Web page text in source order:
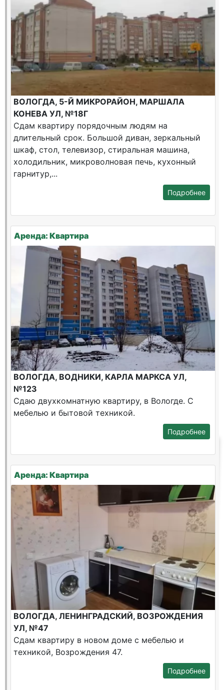
ВОЛОГДА, 5-Й МИКРОРАЙОН, МАРШАЛА
КОНЕВА УЛ, №18Г
Сдам квартиру порядочным людям на
длительный срок. Большой диван, зеркальный
шкаф, стол, телевизор, стиральная машина,
холодильник, микроволновая печь, кухонный
гарнитур,...
Подробнее
Аренда: Квартира
ВОЛОГДА, ВОДНИКИ, КАРЛА МАРКСА УЛ,
№123
Сдаю двухкомнатную квартиру, в Вологде. С
мебелью и бытовой техникой.
Подробнее
Аренда: Квартира
ВОЛОГДА, ЛЕНИНГРАДСКИЙ, ВОЗРОЖДЕНИЯ
УЛ, №47
Сдам квартиру в новом доме с мебелью и
техникой, Возрождения 47.
Подробнее